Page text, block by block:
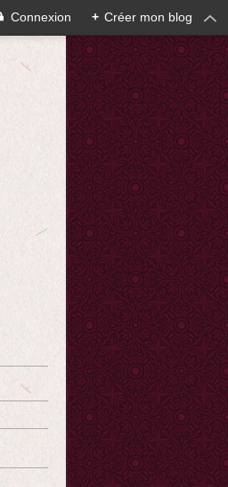
Connexion + Créer mon blog